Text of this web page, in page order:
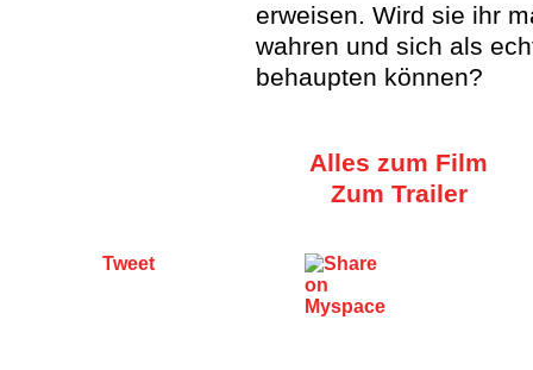
erweisen. Wird sie ihr
wahren und sich als
behaupten können?
Alles zum Film
Zum Trailer
Tweet